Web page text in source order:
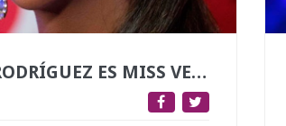
ISABELA RODRÍGUEZ ES MISS VENEZUELA 2018